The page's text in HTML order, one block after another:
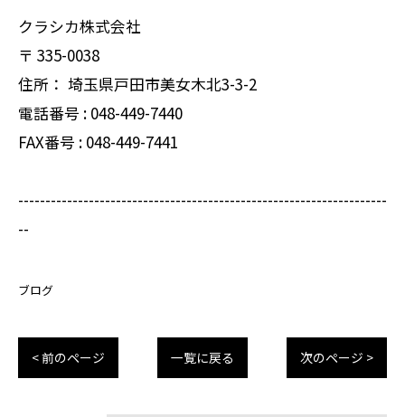
クラシカ株式会社
〒 335-0038
住所： 埼玉県戸田市美女木北3-3-2
電話番号 : 048-449-7440
FAX番号 : 048-449-7441
--------------------------------------------------------------------
--
ブログ
< 前のページ 一覧に戻る 次のページ >